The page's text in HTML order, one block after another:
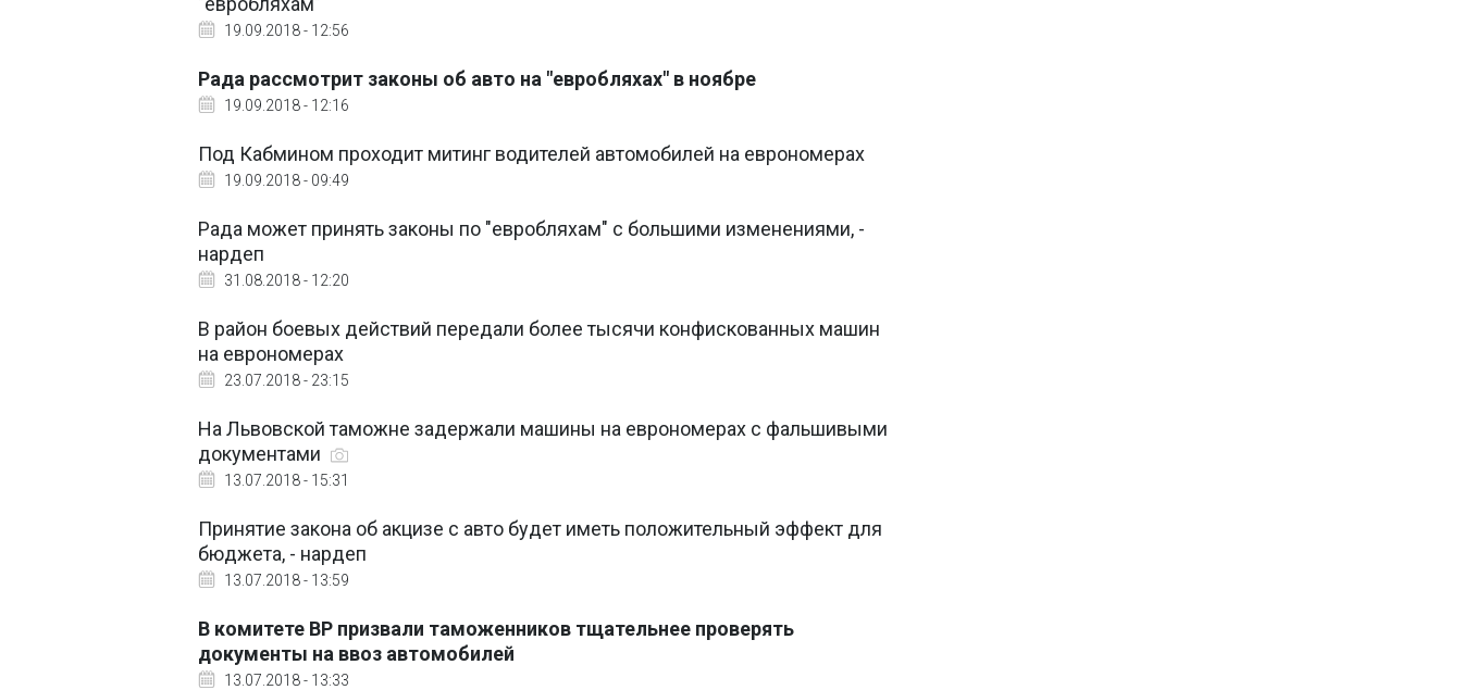
19.09.2018 - 12:56
Рада рассмотрит законы об авто на "евробляхах" в ноябре
19.09.2018 - 12:16
Под Кабмином проходит митинг водителей автомобилей на еврономерах
19.09.2018 - 09:49
Рада может принять законы по "евробляхам" с большими изменениями, -
нардеп
31.08.2018 - 12:20
В район боевых действий передали более тысячи конфискованных машин
на еврономерах
23.07.2018 - 23:15
На Львовской таможне задержали машины на еврономерах с фальшивыми
документами
13.07.2018 - 15:31
Принятие закона об акцизе с авто будет иметь положительный эффект для
бюджета, - нардеп
13.07.2018 - 13:59
В комитете ВР призвали таможенников тщательнее проверять
документы на ввоз автомобилей
13.07.2018 - 13:33